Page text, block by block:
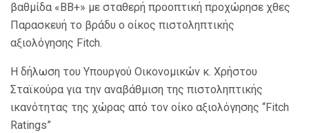
βαθμίδα «ΒΒ+» με σταθερή προοπτική προχώρησε χθες
Παρασκευή το βράδυ ο οίκος πιστοληπτικής
αξιολόγησης Fitch.
H δήλωση του Υπουργού Οικονομικών κ. Χρήστου
Σταϊκούρα για την αναβάθμιση της πιστοληπτικής
ικανότητας της χώρας από τον οίκο αξιολόγησης “Fitch
Ratings”